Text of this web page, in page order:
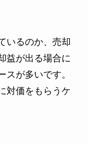
いるのか、売却
益が出る場合に
スが多いです。
対価をもらうケ